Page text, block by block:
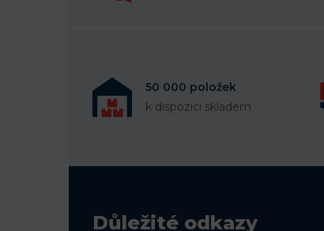
50 000 položek
k dispozici skladem
Důležité odkazy